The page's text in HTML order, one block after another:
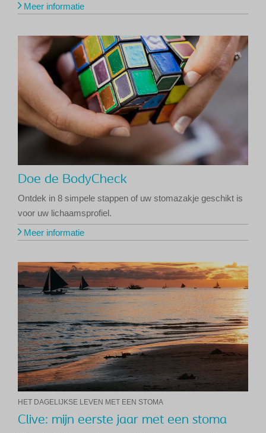
Meer informatie
Doe de BodyCheck
Ontdek in 8 simpele stappen of uw stomazakje geschikt is
voor uw lichaamsprofiel.
Meer informatie
HET DAGELIJKSE LEVEN MET EEN STOMA
Clive: mijn eerste jaar met een stoma